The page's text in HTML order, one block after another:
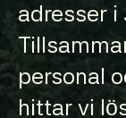
adresser i
personal
hittar vi